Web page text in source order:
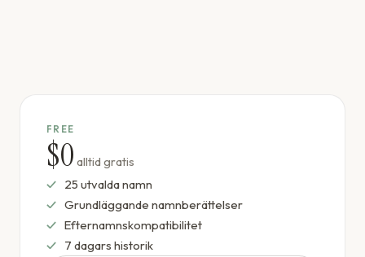
FREE
$0 alltid gratis
25 utvalda namn
Grundläggande namnberättelser
Efternamnskompatibilitet
7 dagars historik